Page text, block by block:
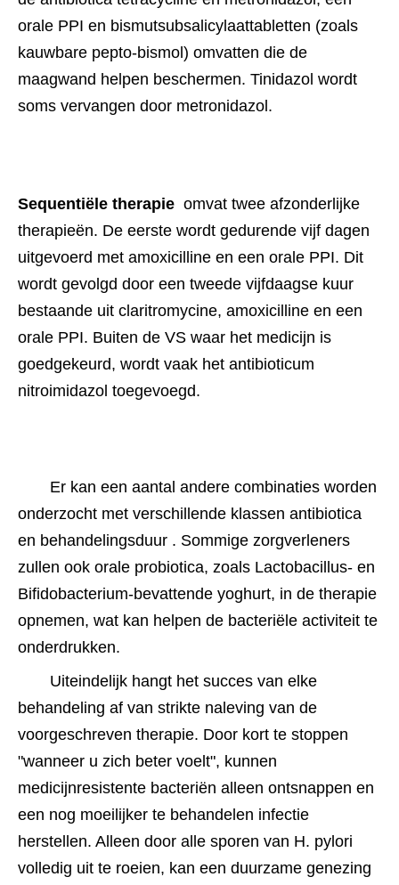
orale PPI en bismutsubsalicylaattabletten (zoals
kauwbare pepto-bismol) omvatten die de
maagwand helpen beschermen. Tinidazol wordt
soms vervangen door metronidazol.
Sequentiële therapie omvat twee afzonderlijke
therapieën. De eerste wordt gedurende vijf dagen
uitgevoerd met amoxicilline en een orale PPI. Dit
wordt gevolgd door een tweede vijfdaagse kuur
bestaande uit claritromycine, amoxicilline en een
orale PPI. Buiten de VS waar het medicijn is
goedgekeurd, wordt vaak het antibioticum
nitroimidazol toegevoegd.
Er kan een aantal andere combinaties worden
onderzocht met verschillende klassen antibiotica
en behandelingsduur . Sommige zorgverleners
zullen ook orale probiotica, zoals Lactobacillus- en
Bifidobacterium-bevattende yoghurt, in de therapie
opnemen, wat kan helpen de bacteriële activiteit te
onderdrukken.
Uiteindelijk hangt het succes van elke
behandeling af van strikte naleving van de
voorgeschreven therapie. Door kort te stoppen
"wanneer u zich beter voelt", kunnen
medicijnresistente bacteriën alleen ontsnappen en
een nog moeilijker te behandelen infectie
herstellen. Alleen door alle sporen van H. pylori
volledig uit te roeien, kan een duurzame genezing